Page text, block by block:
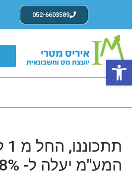
פתח סרגל נגישות
052-6603589
המע"מ יעלה ל- 18%